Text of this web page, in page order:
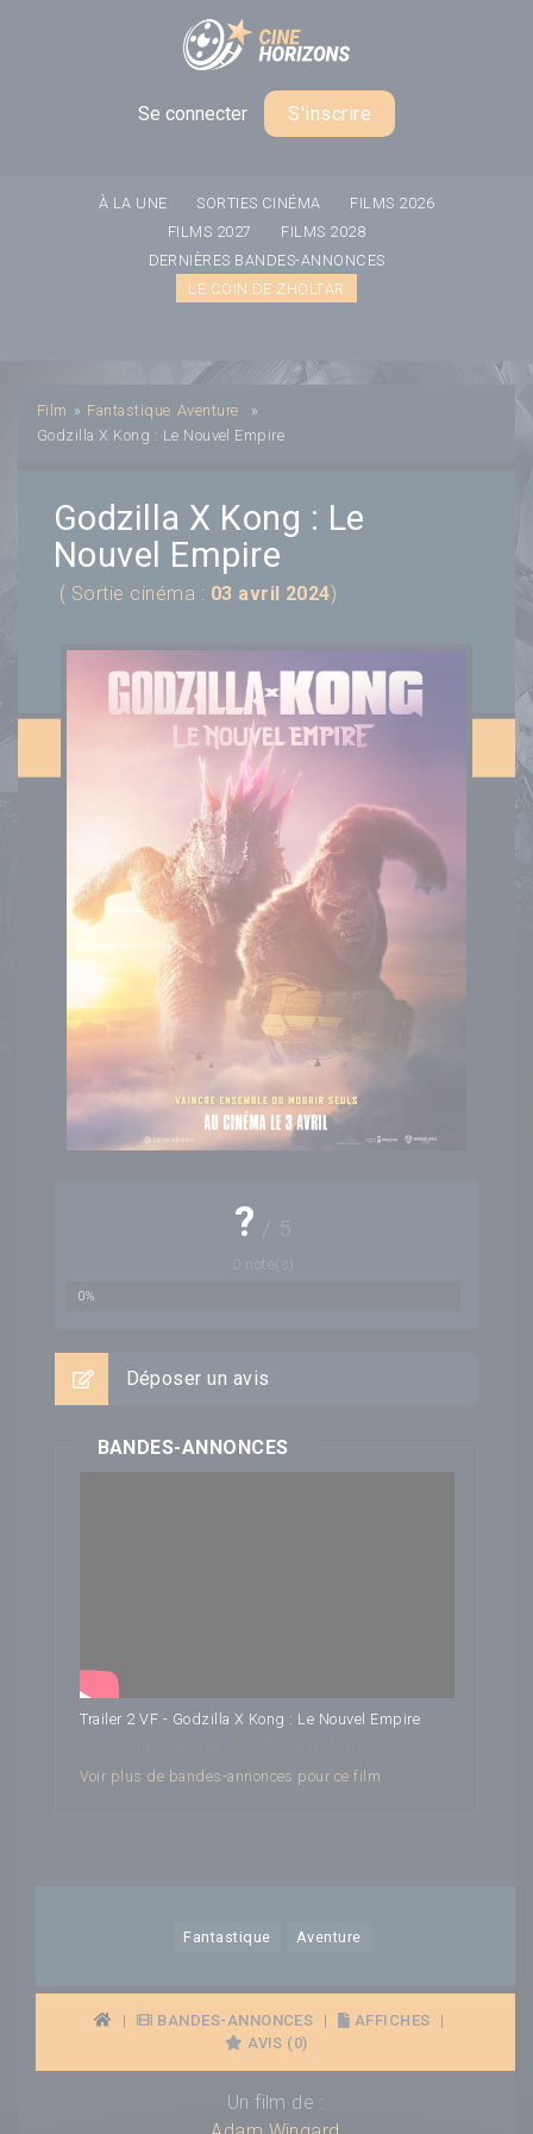
Se connecter S'inscrire
À LA UNE SORTIES CINÉMA
FILMS 2026
FILMS 2027
FILMS 2028
DERNIÈRES BANDES-ANNONCES
LE COIN DE ZHOLTAR
Film » Fantastique Aventure
»
Godzilla X Kong : Le Nouvel Empire
Godzilla X Kong : Le
Nouvel Empire
( Sortie cinéma : 03 avril 2024)
? / 5
note(s)
0%
Déposer un avis
BANDES-ANNONCES
Trailer 2 VF - Godzilla X Kong : Le Nouvel Empire
Voir plus de bandes-annonces pour ce film
Fantastique Aventure
| BANDES-ANNONCES | AFFICHES
|
AVIS (0)
Un film de :
Panneau de gestion des cookies